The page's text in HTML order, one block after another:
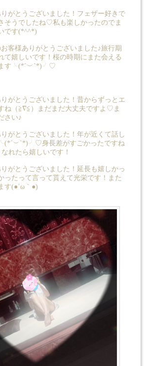
がとうございました！フェザー好きで
そうでしたね♡私も楽しかったのでま
です(*^^*)
客様ありがとうございました♪旅行期
て嬉しいです！桜の時期にまた会える
す╰(*´︶`*)╯♡
がとうございました！昔からずっとエ
ね（≧∇≦）まだまだ大丈夫ですよ♡ま
さい♪
がとうございました！年が近くて話し
身長差がすごかったですね
れたら嬉しいです！
がとうございました！延長も嬉しかっ
ったって言って貰えて光栄です！また
す(●´ω｀●)